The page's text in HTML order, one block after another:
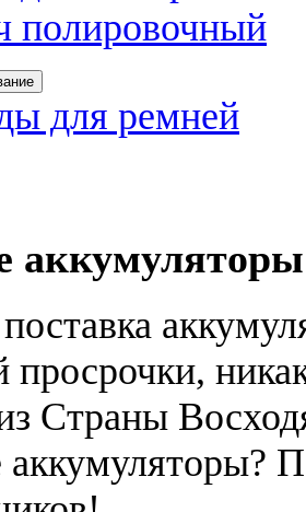
полировочный
для ремней
просрочки,
Страны
аккумуляторы?